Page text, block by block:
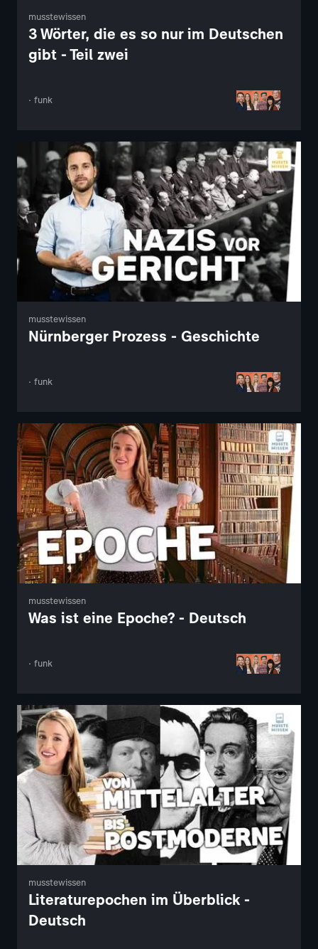
musstewissen
3 Wörter, die es so nur im Deutschen
gibt - Teil zwei
· funk
musstewissen
Nürnberger Prozess - Geschichte
· funk
musstewissen
Was ist eine Epoche? - Deutsch
· funk
musstewissen
Literaturepochen im Überblick -
Deutsch